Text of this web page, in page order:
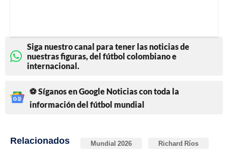
Siga nuestro canal para tener las noticias de
nuestras figuras, del fútbol colombiano e
internacional.
⚽ Síganos en Google Noticias con toda la
información del fútbol mundial
Relacionados Mundial 2026 Richard Ríos